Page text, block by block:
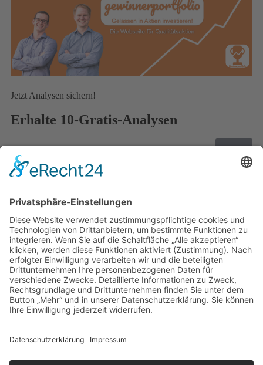
Jetzt Analysen sichern!
Erhalte 10-Gratis-Analysen
Immer noch auf der Suche nach einer
Strategie?!?
Hast du keine Lust mehr, von einer Strategie zur nächsten zu
springen? 🦘
Möchtest du einfach nur eine Strategie, die für dich funktioniert
💪, und mit der du erfolgreich dein Geld 🤑 in Aktien anlegen
kannst?
Wir haben unsere bewährte Strategie für dich auf wenigen Seiten